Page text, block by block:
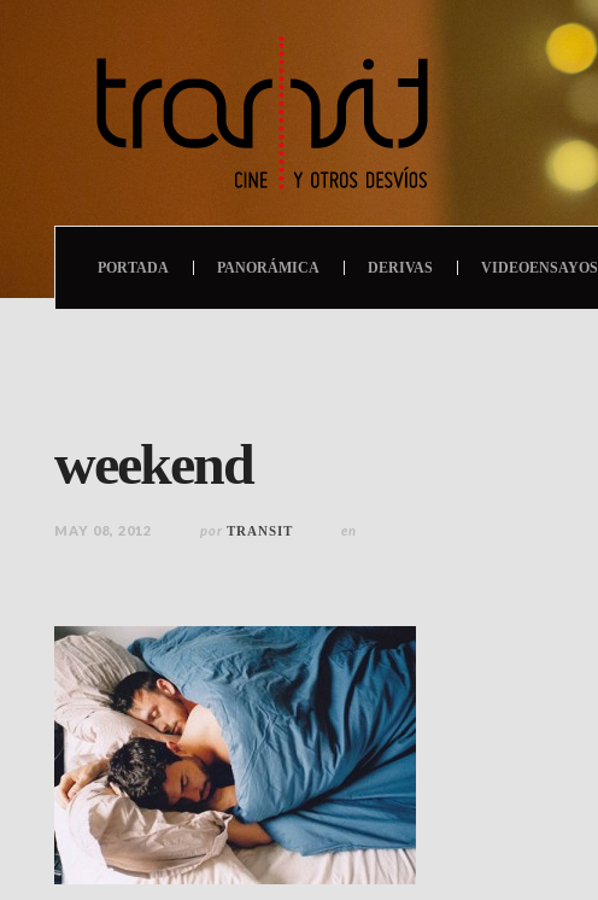
PORTADA PANORÁMICA DERIVAS VIDEOENSAYOS
weekend
MAY 08, 2012 por TRANSIT en